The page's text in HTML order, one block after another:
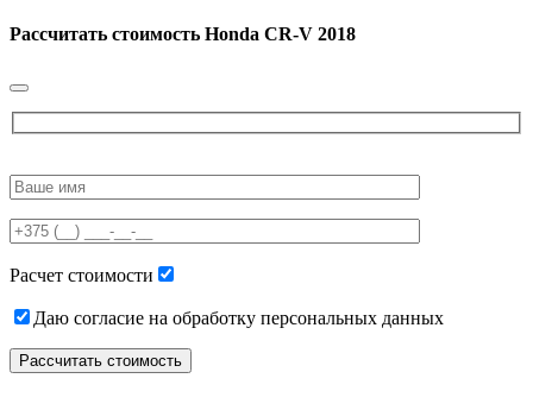
Рассчитать стоимость Honda CR-V 2018
leave
field
empty.
Расчет стоимости
Даю согласие на обработку персональных данных